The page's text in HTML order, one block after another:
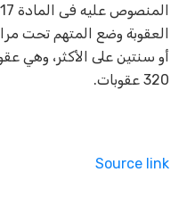
العقوبة وضع المتهم تحت
أو سنتين على الأكثر، وهي
320 عقوبات.
Source link